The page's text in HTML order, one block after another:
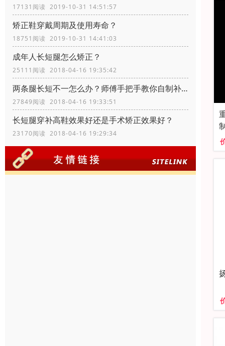
17131阅读 2019-10-31 14:51:57
矫正鞋穿戴周期及使用寿命？
18751阅读 2019-10-31 14:41:03
成年人长短腿怎么矫正？
25111阅读 2018-04-16 19:35:42
两条腿长短不一怎么办？师傅手把手教你自制补高鞋
27849阅读 2018-04-16 19:33:51
长短腿穿补高鞋效果好还是手术矫正效果好？
23170阅读 2018-04-16 19:29:34